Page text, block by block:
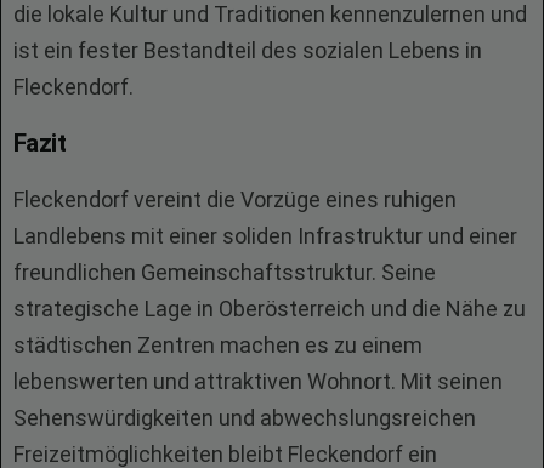
die lokale Kultur und Traditionen kennenzulernen und
ist ein fester Bestandteil des sozialen Lebens in
Fleckendorf.
Fazit
Fleckendorf vereint die Vorzüge eines ruhigen
Landlebens mit einer soliden Infrastruktur und einer
freundlichen Gemeinschaftsstruktur. Seine
strategische Lage in Oberösterreich und die Nähe zu
städtischen Zentren machen es zu einem
lebenswerten und attraktiven Wohnort. Mit seinen
Sehenswürdigkeiten und abwechslungsreichen
Freizeitmöglichkeiten bleibt Fleckendorf ein